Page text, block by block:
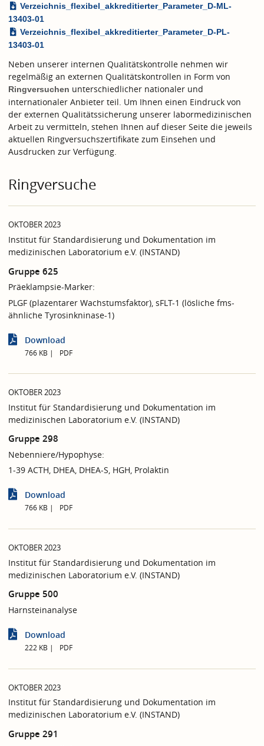
Verzeichnis_flexibel_akkreditierter_Parameter_D-ML-
13403-01
Verzeichnis_flexibel_akkreditierter_Parameter_D-PL-
13403-01
Neben unserer internen Qualitätskontrolle nehmen wir
regelmäßig an externen Qualitätskontrollen in Form von
Ringversuchen unterschiedlicher nationaler und
internationaler Anbieter teil. Um Ihnen einen Eindruck von
der externen Qualitätssicherung unserer labormedizinischen
Arbeit zu vermitteln, stehen Ihnen auf dieser Seite die jeweils
aktuellen Ringversuchszertifikate zum Einsehen und
Ausdrucken zur Verfügung.
Ringversuche
OKTOBER 2023
Institut für Standardisierung und Dokumentation im
medizinischen Laboratorium e.V. (INSTAND)
Gruppe 625
Präeklampsie-Marker:
PLGF (plazentarer Wachstumsfaktor), sFLT-1 (lösliche fms-
ähnliche Tyrosinkninase-1)
Download
766 KB PDF
OKTOBER 2023
Institut für Standardisierung und Dokumentation im
medizinischen Laboratorium e.V. (INSTAND)
Gruppe 298
Nebenniere/Hypophyse:
1-39 ACTH, DHEA, DHEA-S, HGH, Prolaktin
Download
766 KB PDF
OKTOBER 2023
Institut für Standardisierung und Dokumentation im
medizinischen Laboratorium e.V. (INSTAND)
Gruppe 500
Harnsteinanalyse
Download
222 KB PDF
OKTOBER 2023
Institut für Standardisierung und Dokumentation im
medizinischen Laboratorium e.V. (INSTAND)
Gruppe 291